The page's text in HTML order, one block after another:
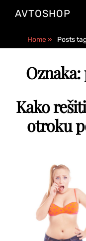
AVTOSHOP
Home» Posts
Oznaka:
Kako
otroku